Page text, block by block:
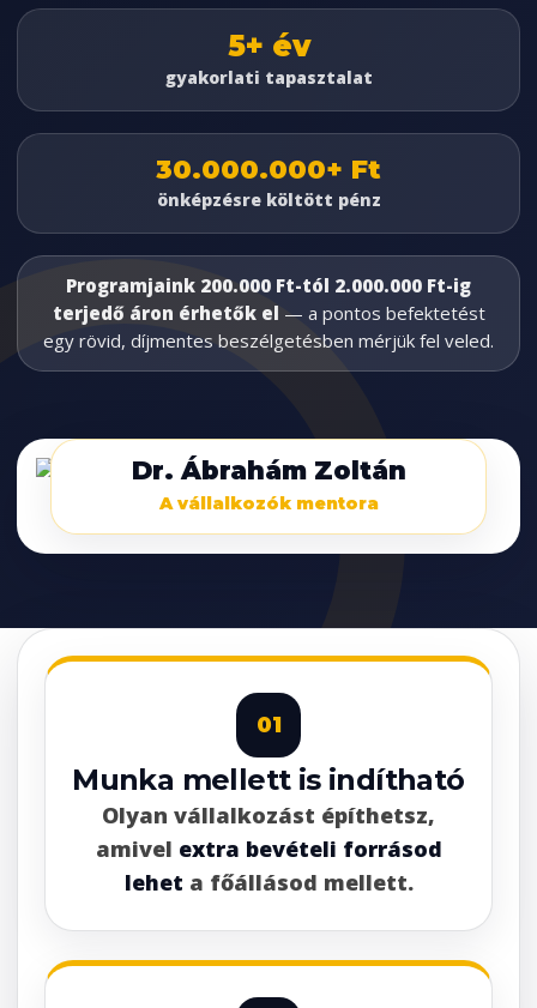
5+ év
gyakorlati tapasztalat
30.000.000+ Ft
önképzésre költött pénz
Programjaink 200.000 Ft-tól 2.000.000 Ft-ig
terjedő áron érhetők el — a pontos befektetést
egy rövid, díjmentes beszélgetésben mérjük fel veled.
Dr. Ábrahám Zoltán
A vállalkozók mentora
01
Munka mellett is indítható
Olyan vállalkozást építhetsz,
amivel extra bevételi forrásod
lehet a főállásod mellett.